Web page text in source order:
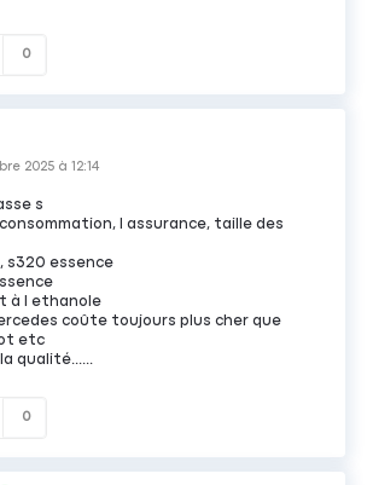
0
2025 à12:14
s
l assurance, taille des
s320 essence
à l ethanole
coûte toujours plus cher que
etc
qualité......
0